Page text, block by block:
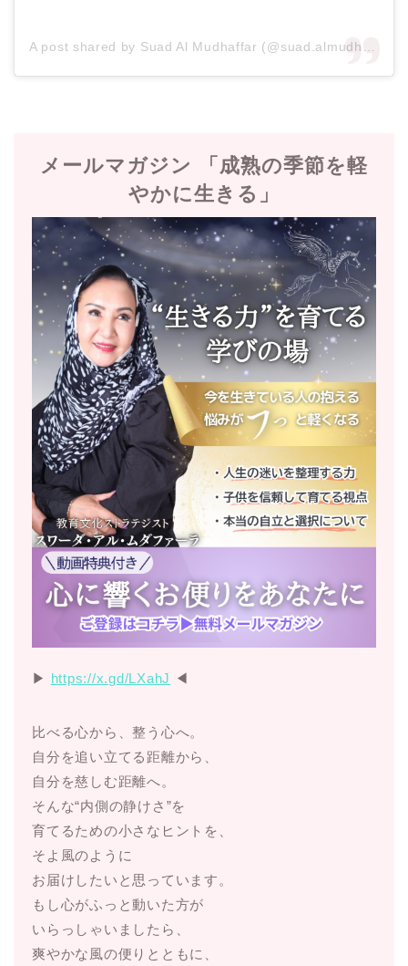
メールマガジン 「成熟の季節を軽
やかに生きる」
▶︎ https://x.gd/LXahJ ◀︎
比べる心から、整う心へ。
自分を追い立てる距離から、
自分を慈しむ距離へ。
そんな“内側の静けさ”を
育てるための小さなヒントを、
そよ風のように
お届けしたいと思っています。
もし心がふっと動いた方が
いらっしゃいましたら、
爽やかな風の便りとともに、